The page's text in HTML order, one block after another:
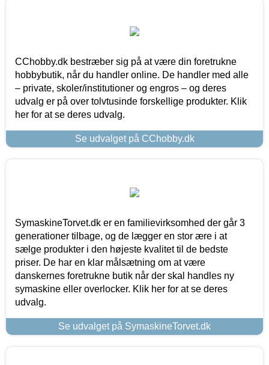
CChobby.dk bestræber sig på at være din foretrukne
hobbybutik, når du handler online. De handler med alle
– private, skoler/institutioner og engros – og deres
udvalg er på over tolvtusinde forskellige produkter. Klik
her for at se deres udvalg.
Se udvalget på CChobby.dk
SymaskineTorvet.dk er en familievirksomhed der går 3
generationer tilbage, og de lægger en stor ære i at
sælge produkter i den højeste kvalitet til de bedste
priser. De har en klar målsætning om at være
danskernes foretrukne butik når der skal handles ny
symaskine eller overlocker. Klik her for at se deres
udvalg.
Se udvalget på SymaskineTorvet.dk